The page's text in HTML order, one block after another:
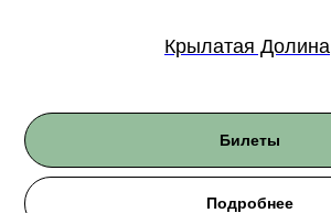
Крылатая Долина
Билеты
Подробнее